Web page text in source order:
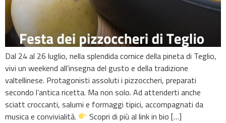
Dal 24 al 26 luglio, nella splendida cornice della pineta di Teglio,
vivi un weekend all’insegna del gusto e della tradizione
valtellinese. Protagonisti assoluti i pizzoccheri, preparati
secondo l’antica ricetta. Ma non solo. Ad attenderti anche
sciatt croccanti, salumi e formaggi tipici, accompagnati da
musica e convivialità.
Scopri di più al link in bio […]